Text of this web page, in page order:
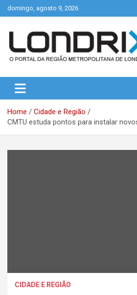
Skip
to
domingo, agosto 9, 2026
Londrix
Home
Cidade e Região
CMTU estuda pontos para instalar
CIDADE E REGIÃO